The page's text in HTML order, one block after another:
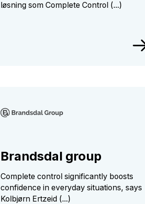
løsning som Complete Control (...)
Brandsdal group
Complete control significantly boosts
confidence in everyday situations, says
Kolbjørn Ertzeid (...)